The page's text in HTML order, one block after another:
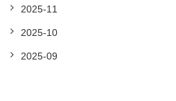
2025-11
2025-10
2025-09